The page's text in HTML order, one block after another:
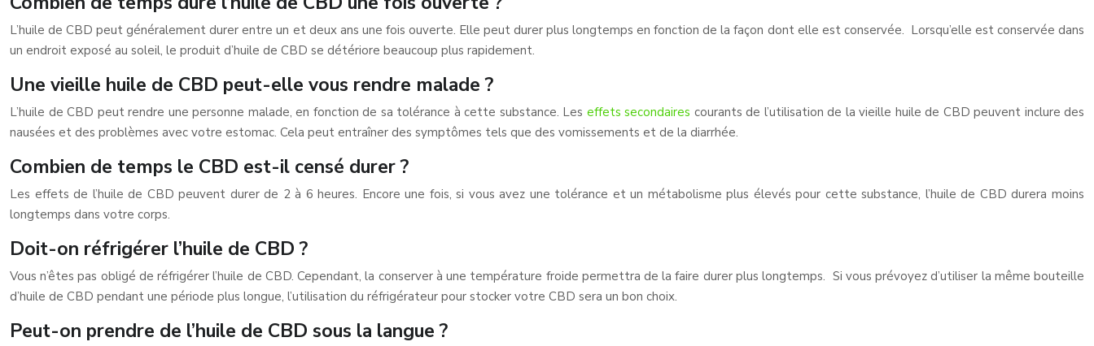
L’huile de CBD peut généralement durer entre un et deux ans une fois ouverte. Elle peut durer plus longtemps en fonction de la façon dont elle est conservée. Lorsqu’elle est conservée dans
un endroit exposé au soleil, le produit d’huile de CBD se détériore beaucoup plus rapidement.
Une vieille huile de CBD peut-elle vous rendre malade ?
L’huile de CBD peut rendre une personne malade, en fonction de sa tolérance à cette substance. Les effets secondaires courants de l’utilisation de la vieille huile de CBD peuvent inclure des
nausées et des problèmes avec votre estomac. Cela peut entraîner des symptômes tels que des vomissements et de la diarrhée.
Combien de temps le CBD est-il censé durer ?
Les effets de l’huile de CBD peuvent durer de 2 à 6 heures. Encore une fois, si vous avez une tolérance et un métabolisme plus élevés pour cette substance, l’huile de CBD durera moins
longtemps dans votre corps.
Doit-on réfrigérer l’huile de CBD ?
Vous n’êtes pas obligé de réfrigérer l’huile de CBD. Cependant, la conserver à une température froide permettra de la faire durer plus longtemps. Si vous prévoyez d’utiliser la même bouteille
d’huile de CBD pendant une période plus longue, l’utilisation du réfrigérateur pour stocker votre CBD sera un bon choix.
Peut-on prendre de l’huile de CBD sous la langue ?